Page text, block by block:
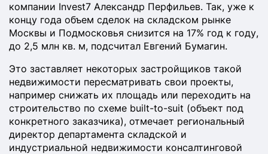
компании Invest7 Александр Перфильев. Так, уже к
концу года объем сделок на складском рынке
Москвы и Подмосковья снизится на 17% год к году,
до 2,5 млн кв. м, подсчитал Евгений Бумагин.
Это заставляет некоторых застройщиков такой
недвижимости пересматривать свои проекты,
например снижать их площадь или переходить на
строительство по схеме built-to-suit (объект под
конкретного заказчика), отмечает региональный
директор департамента складской и
индустриальной недвижимости консалтинговой